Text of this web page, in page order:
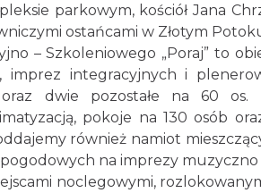
parkowym, kościół Jana
ostańcami w Złotym
– Szkoleniowego „Poraj” to
imprez integracyjnych i
dwie pozostałe na 60 os.
pokoje na 130 osób
również namiot
na imprezy muzyczno
noclegowymi,